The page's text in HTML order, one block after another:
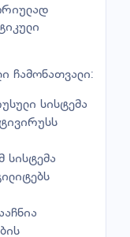
ჩამონათვალი:
სისტემა
სისტემა